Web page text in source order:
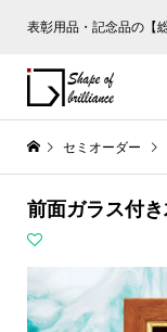
表彰用品・記念品の【
セミオーダー
前面ガラス付